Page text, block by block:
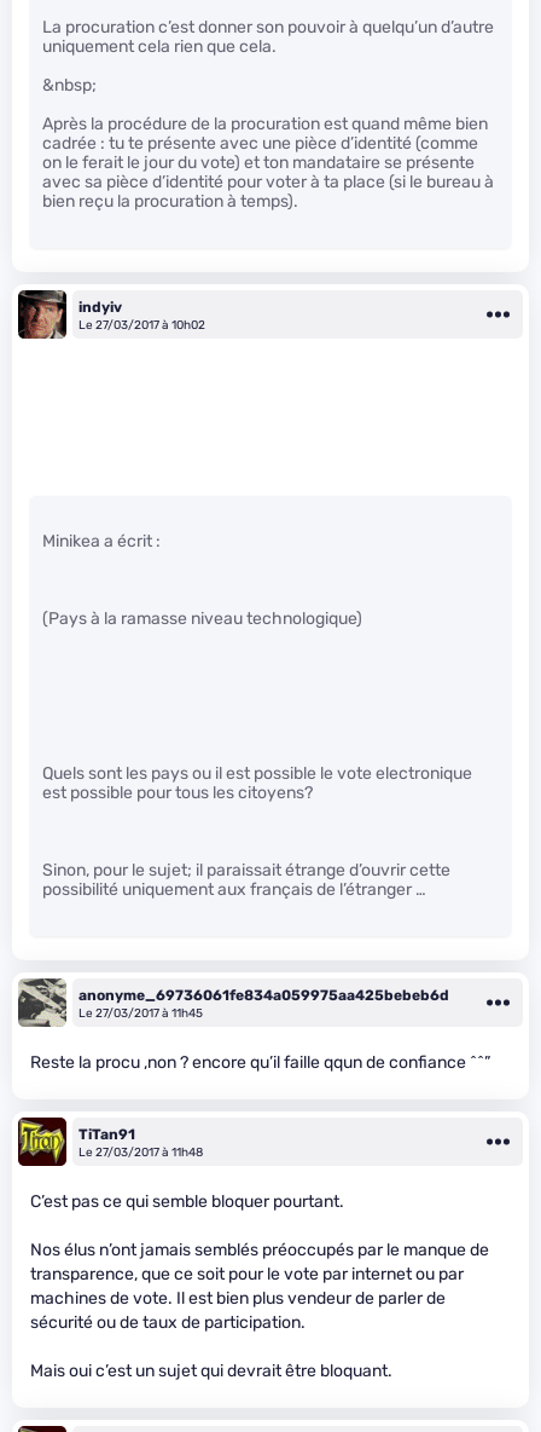
La procuration c’est donner son pouvoir à quelqu’un d’autre
uniquement cela rien que cela.
&nbsp;
Après la procédure de la procuration est quand même bien
cadrée : tu te présente avec une pièce d’identité (comme
on le ferait le jour du vote) et ton mandataire se présente
avec sa pièce d’identité pour voter à ta place (si le bureau à
bien reçu la procuration à temps).
indyiv
Le 27/03/2017 à 10h02
Minikea a écrit :
(Pays à la ramasse niveau technologique)
Quels sont les pays ou il est possible le vote electronique
est possible pour tous les citoyens?
Sinon, pour le sujet; il paraissait étrange d’ouvrir cette
possibilité uniquement aux français de l’étranger …
anonyme_69736061fe834a059975aa425bebeb6d
Le 27/03/2017 à 11h45
Reste la procu ,non ? encore qu’il faille qqun de confiance ^^”
TiTan91
Le 27/03/2017 à 11h48
C’est pas ce qui semble bloquer pourtant.
Nos élus n’ont jamais semblés préoccupés par le manque de
transparence, que ce soit pour le vote par internet ou par
machines de vote. Il est bien plus vendeur de parler de
sécurité ou de taux de participation.
Mais oui c’est un sujet qui devrait être bloquant.